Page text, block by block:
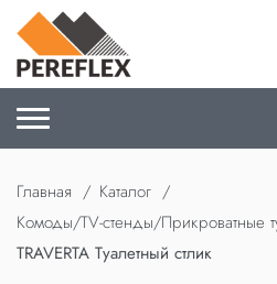
Главная
Каталог
Комоды/TV-стенды/Прикроватные
TRAVERTA Туалетный стлик